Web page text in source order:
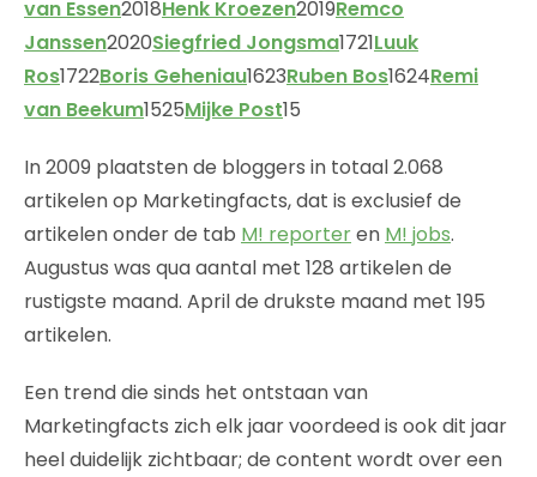
van Essen2018Henk Kroezen2019Remco
Janssen2020Siegfried Jongsma1721Luuk
Ros1722Boris Geheniau1623Ruben Bos1624Remi
van Beekum1525Mijke Post15
In 2009 plaatsten de bloggers in totaal 2.068
artikelen op Marketingfacts, dat is exclusief de
artikelen onder de tab M! reporteren M! jobs.
Augustus was qua aantal met 128 artikelen de
rustigste maand. April de drukste maand met 195
artikelen.
Een trend die sinds het ontstaan van
Marketingfacts zich elk jaar voordeed is ook dit jaar
heel duidelijk zichtbaar; de content wordt over een